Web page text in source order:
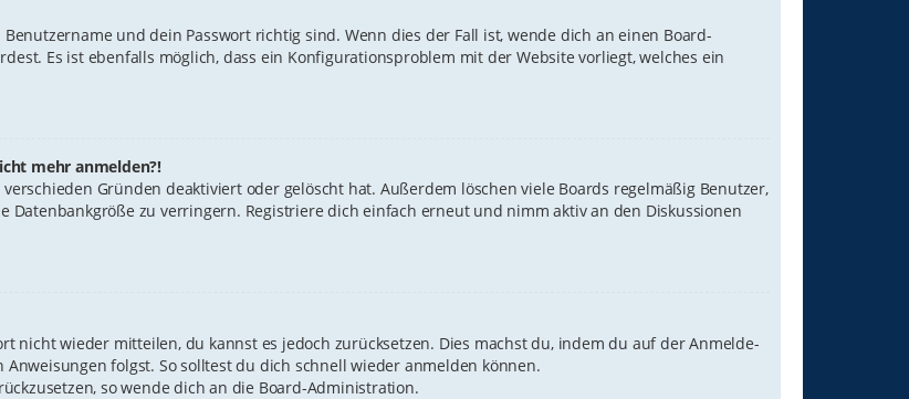
und dein Passwort richtig sind. Wenn dies der Fall ist, wende dich an einen Board-
Es ist ebenfalls möglich, dass ein Konfigurationsproblem mit der Website vorliegt, welches ein
mehr anmelden?!
Gründen deaktiviert oder gelöscht hat. Außerdem löschen viele Boards regelmäßig Benutzer,
Datenbankgröße zu verringern. Registriere dich einfach erneut und nimm aktiv an den Diskussionen
nicht wieder mitteilen, du kannst es jedoch zurücksetzen. Dies machst du, indem du auf der Anmelde-
Anweisungen folgst. So solltest du dich schnell wieder anmelden können.
so wende dich an die Board-Administration.